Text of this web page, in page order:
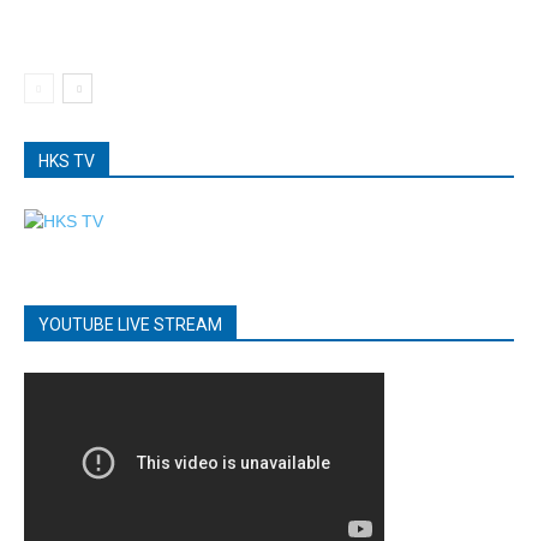
HKS TV
YOUTUBE LIVE STREAM